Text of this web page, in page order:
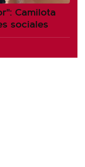
Camilota
sociales